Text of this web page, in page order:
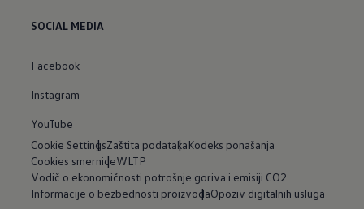
SOCIAL MEDIA
Facebook
Instagram
YouTube
Cookie SettingsZaštita podatakaKodeks ponašanja
Cookies smerniceWLTP
Vodič o ekonomičnosti potrošnje goriva i emisiji CO2
Informacije o bezbednosti proizvodaOpoziv digitalnih usluga